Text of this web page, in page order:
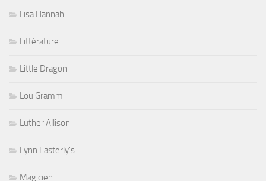
Lisa Hannah
Littérature
Little Dragon
Lou Gramm
Luther Allison
Lynn Easterly's
Magicien